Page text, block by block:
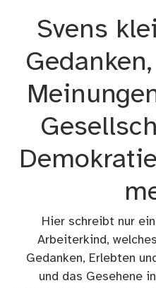
Svens
Hier schreibt nur
Arbeiterkind,
Gedanken, Erlebten
und das Gesehene